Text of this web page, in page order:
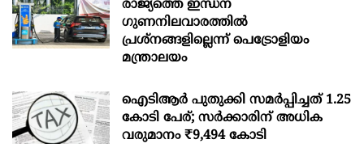
രാജ്യത്തെ ഇന്ധന
ഗുണനിലവാരത്തില്‍
പ്രശ്‌നങ്ങളില്ലെന്ന് പെട്രോളിയം
മന്ത്രാലയം
ഐടിആര്‍ പുതുക്കി സമർപ്പിച്ചത് 1.25
കോടി പേര്; സർക്കാരിന് അധിക
വരുമാനം ₹9,494 കോടി